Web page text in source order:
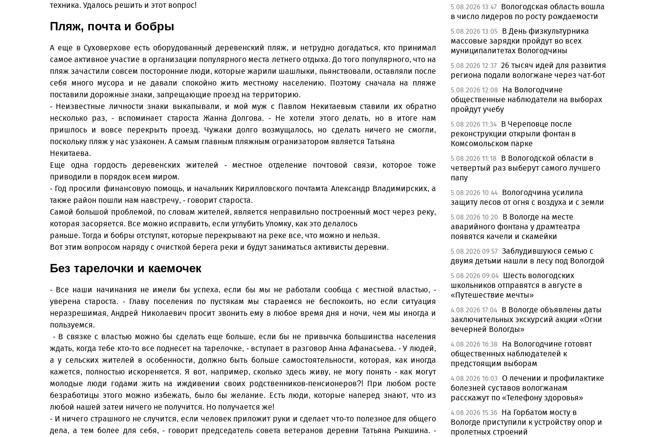
техника. Удалось решить и этот вопрос!
Пляж, почта и бобры
А еще в Суховерхове есть оборудованный деревенский пляж, и нетрудно догадаться, кто принимал
самое активное участие в организации популярного места летнего отдыха. До того популярного, что на
пляж зачастили совсем посторонние люди, которые жарили шашлыки, пьянствовали, оставляли после
себя много мусора и не давали спокойно жить местному населению. Поэтому сначала на пляже
поставили дорожные знаки, запрещающие проезд на территорию.
- Неизвестные личности знаки выкапывали, и мой муж с Павлом Некитаевым ставили их обратно
несколько раз, - вспоминает староста Жанна Долгова. - Не хотели этого делать, но в итоге нам
пришлось и вовсе перекрыть проезд. Чужаки долго возмущалось, но сделать ничего не смогли,
поскольку пляж у нас узаконен. А самым главным пляжным огранизатором является Татьяна
Некитаева.
Еще одна гордость деревенских жителей - местное отделение почтовой связи, которое тоже
приводили в порядок всем миром.
- Год просили финансовую помощь, и начальник Кирилловского почтамта Александр Владимирских, а
также район пошли нам навстречу, - говорит староста.
Самой большой проблемой, по словам жителей, является неправильно построенный мост через реку,
которая засоряется. Все можно исправить, если углубить Уломку, как это делалось
раньше. Тогда и бобры отступят, которые перекрывают на реке все, что можно и нельзя.
Вот этим вопросом наряду с очисткой берега реки и будут заниматься активисты деревни.
Без тарелочки и каемочек
- Все наши начинания не имели бы успеха, если бы мы не работали сообща с местной властью, -
уверена староста. - Главу поселения по пустякам мы стараемся не беспокоить, но если ситуация
неразрешимая, Андрей Николаевич просит звонить ему в любое время дня и ночи, чем мы иногда и
пользуемся.
- В связке с властью можно бы сделать еще больше, если бы не привычка большинства населения
ждать, когда тебе кто-то все поднесет на тарелочке, - вступает в разговор Анна Афанасьева. - У людей,
а у сельских жителей в особенности, должно быть больше самостоятельности, которая, как иногда
кажется, полностью искореняется. Я вот, например, сколько здесь живу, не могу понять - как могут
молодые люди годами жить на иждивении своих родственников-пенсионеров?! При любом росте
безработицы этого можно избежать, было бы желание. Есть люди, которые наперед знают, что из
любой нашей затеи ничего не получится. Но получается же!
- И ничего страшного не случится, если человек приложит руки и сделает что-то полезное для общего
дела, а тем более для себя, - говорит председатель совета ветеранов деревни Татьяна Рыкшина. -
5.08.2026 13:47 Вологодская область вошла
в число лидеров по росту рождаемости
5.08.2026 13:05 В День физкультурника
массовые зарядки пройдут во всех
муниципалитетах Вологодчины
5.08.2026 12:37 26 тысяч идей для развития
региона подали вологжане через чат-бот
5.08.2026 12:08
На Вологодчине
общественные наблюдатели на выборах
пройдут учебу
5.08.2026 11:34 В Череповце после
реконструкции открыли фонтан в
Комсомольском парке
5.08.2026 11:18
В Вологодской области в
четвертый раз выберут самого лучшего
папу
5.08.2026 10:44 Вологодчина усилила
защиту лесов от огня с воздуха и с земли
5.08.2026 10:20
В Вологде на месте
аварийного фонтана у драмтеатра
появятся качели и скамейки
5.08.2026 09:57 Заблудившуюся семью с
двумя детьми нашли в лесу под Вологдой
5.08.2026 09:04 Шесть вологодских
школьников отправятся в августе в
«Путешествие мечты»
4.08.2026 17:04 В Вологде объявлены даты
заключительных экскурсий акции «Огни
вечерней Вологды»
4.08.2026 16:38
На Вологодчине готовят
общественных наблюдателей к
предстоящим выборам
4.08.2026 16:03 О лечении и профилактике
болезней суставов вологжанам
расскажут по «Телефону здоровья»
4.08.2026 15:36 На Горбатом мосту в
Вологде приступили к устройству опор и
пролетных строений